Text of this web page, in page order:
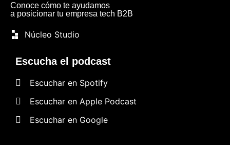
Conoce cómo te ayudamos
a posicionar tu empresa tech B2B
Núcleo Studio
Escucha el podcast
Escuchar en Spotify
Escuchar en Apple Podcast
Escuchar en Google